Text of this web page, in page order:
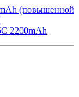
(повышенной
2200mAh